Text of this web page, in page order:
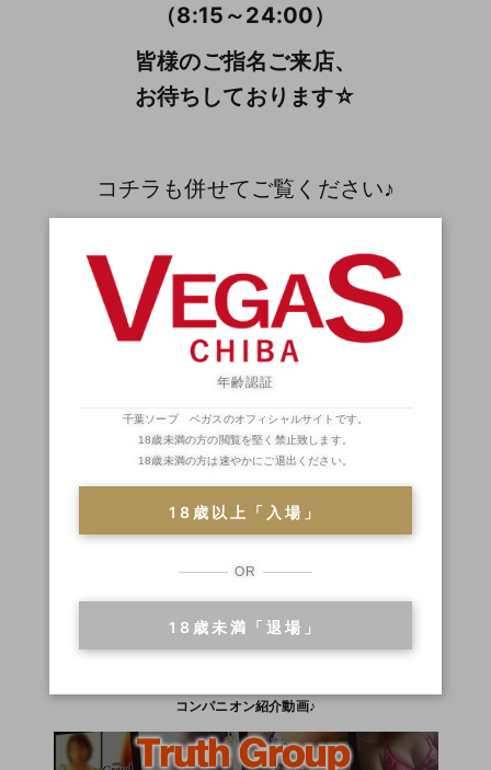
（8:15～24:00）
皆様のご指名ご来店、
お待ちしております☆
コチラも併せてご覧ください♪
☆★☆ 本日の出勤情報 ☆★☆
◆BLOG◆
サービスショットも多数アリ！？
コンパニオン紹介動画♪
年齢認証
千葉ソープ ベガスのオフィシャルサイトです。
18歳未満の方の閲覧を堅く禁止致します。
18歳未満の方は速やかにご退出ください。
18歳以上「入場」
OR
18歳未満「退場」